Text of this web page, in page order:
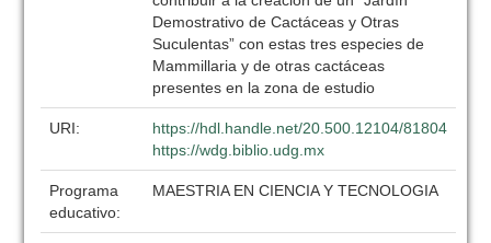
Demostrativo de Cactáceas y Otras
Suculentas” con estas tres especies de
Mammillaria y de otras cactáceas
presentes en la zona de estudio
URI:
https://hdl.handle.net/20.500.12104/81804
https://wdg.biblio.udg.mx
Programa
educativo:
MAESTRIA EN CIENCIA Y TECNOLOGIA